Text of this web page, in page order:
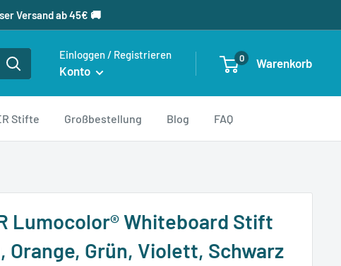
Versand ab 45€ 🚚
Einloggen / Registrieren
Konto
0 Warenkorb
Stifte Großbestellung Blog FAQ
Lumocolor® Whiteboard Stift
Orange, Grün, Violett, Schwarz